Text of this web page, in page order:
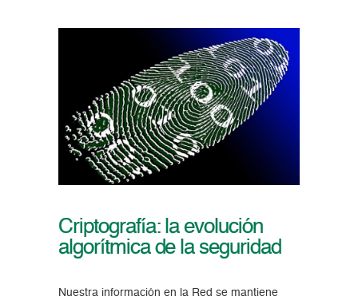
Criptografía: la evolución
algorítmica de la seguridad
Nuestra información en la Red se mantiene